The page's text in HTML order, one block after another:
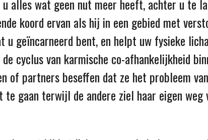
alles wat geen nut meer heeft, achter u te
koord ervan als hij in een gebied met
geïncarneerd bent, en helpt uw fysieke
cyclus van karmische co-afhankelijkheid
of partners beseffen dat ze het probleem
gaan terwijl de andere ziel haar eigen